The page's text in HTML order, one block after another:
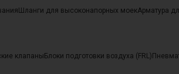
Шланги для высоконапорных моекАрматура
клапаны Блоки подготовки воздуха (FRL)